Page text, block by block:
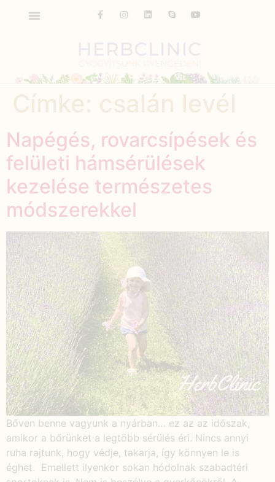
Napégés, rovarcsípések és
felületi hámsérülések
kezelése természetes
módszerekkel
Bőven benne vagyunk a nyárban… ez az az időszak,
amikor a bőrünket a legtöbb sérülés éri. Nincs annyi
ruha rajtunk, hogy védje, takarja, így könnyen le is
éghet. Emellett ilyenkor sokan hódolnak szabadtéri